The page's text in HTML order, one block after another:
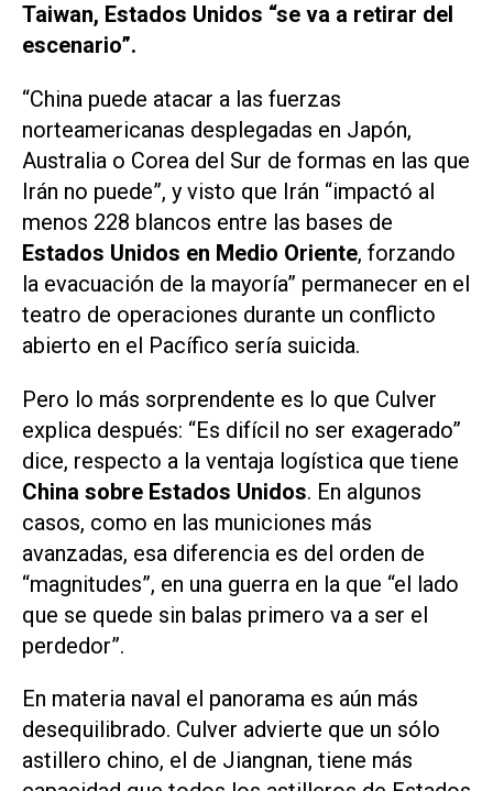
Taiwan, Estados Unidos “se va a retirar del
escenario”.
“China puede atacar a las fuerzas
norteamericanas desplegadas en Japón,
Australia o Corea del Sur de formas en las que
Irán no puede”, y visto que Irán “impactó al
menos 228 blancos entre las bases de
Estados Unidos en Medio Oriente, forzando
la evacuación de la mayoría” permanecer en el
teatro de operaciones durante un conflicto
abierto en el Pacífico sería suicida.
Pero lo más sorprendente es lo que Culver
explica después: “Es difícil no ser exagerado”
dice, respecto a la ventaja logística que tiene
China sobre Estados Unidos. En algunos
casos, como en las municiones más
avanzadas, esa diferencia es del orden de
“magnitudes”, en una guerra en la que “el lado
que se quede sin balas primero va a ser el
perdedor”.
En materia naval el panorama es aún más
desequilibrado. Culver advierte que un sólo
astillero chino, el de Jiangnan, tiene más